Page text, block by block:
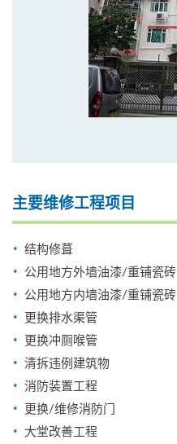
主要维修工程项目
结构修葺
公用地方外墙油漆/重铺瓷砖
公用地方内墙油漆/重铺瓷砖
更换排水渠管
更换冲厕喉管
清拆违例建筑物
消防装置工程
更换/维修消防门
大堂改善工程